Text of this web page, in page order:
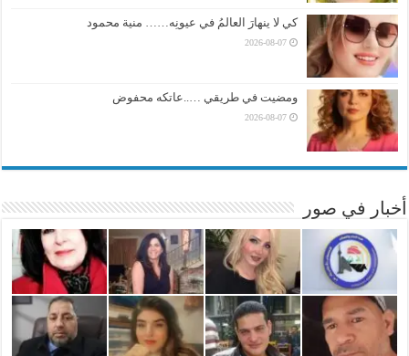
كي لا ينهارَ العالمُ في عيونِه…… منية محمود
2026-08-07
ومضيت في طريقي …..عاتكه محفوض
2026-08-07
أخبار في صور